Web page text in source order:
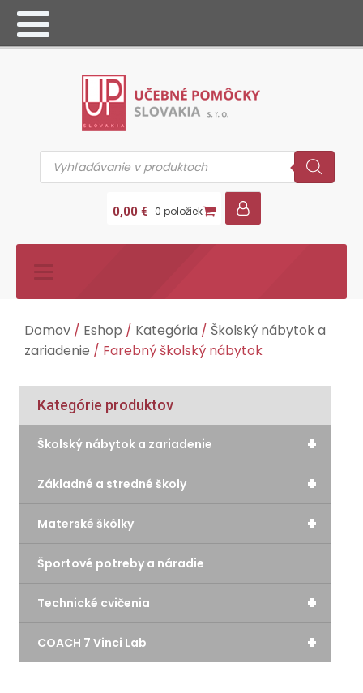
Products
search
0,00 € 0 položiek
Domov / Eshop / Kategória / Školský nábytok a
zariadenie / Farebný školský nábytok
Kategórie produktov
+
Školský nábytok a zariadenie
+
Základné a stredné školy
+
Materské škôlky
Športové potreby a náradie
+
Technické cvičenia
+
COACH 7 Vinci Lab